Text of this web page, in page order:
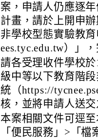
案，申請人仍應逐
計畫，請於上開申
非學校型態實驗教
ees.tyc.edu.tw）」
請各受理收件學校
級中等以下教育階
統（https://
核，並將申請人送
本案相關文件可逕
「便民服務」>「